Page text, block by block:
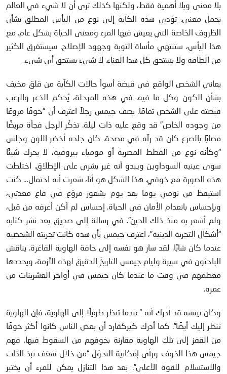
بلا معنى وبلا أهمية فقط، ولكنها كذلك ترى أن لا شيء في العالم
يحمل معنى. تؤدي هذه الكآبة إلى نوع من اليأس المطلق بشأن
الظروف الخاصة التي يعيش فيها المرء ومعنى الحياة بشكل عام. مع
هذا اليأس، ستنتهي مأساة التوبة وجهود الإصلاح. سيستغرق الكثير
من الطاقة ولا يستحق كل هذا العناء. لا شيء يستحق أي شيء.
يعاني الشخص الواقع في قبضة أسوأ حالات الكآبة من قلق مخيف
بشأن الكون وكل ما فيه. في هذه المرحلة، يُحكم الذعر والرعب
قبضته على الشخص تمامًا. يصف جيمس رجلاً اعترف أن “خوفًا مروعًا
من وجوده الخاص” قد وقع عليه ذات ليلة. تذكّر الرجل فجأة مريضًا
مصابًا بالصرع كان قد رآه في مصحة. كان جلده أخضر اللون وجلس
“وكأنه نوع من القطط المصرية أو مومياء بيروفية، لا يحرك شيئًا
سوى عينيه السوداوين ويبدو أنه غير بشري على الإطلاق. اختلطت
هذه الصورة مع خوفي. هذا الشكل هو أنا، شعرت أنه احتمال… كنت
استيقظ من نومي يوما بعد يوم بشعور مروّع في قاع معدتي،
وبإحساس بانعدام الأمان في الحياة. إحساس لم أكن أعرفه من قبل،
ولم أشعر به منذ ذلك الحين”. في رسالة إلى صديق بعد نشر كتابه
“أشكال التجربة الدينية”، اعترف جيمس بأن هذه كانت تجربته الشخصية
عندما كان شابًا. لقد سار هو نفسه إلى حافة الهاوية الفاغرة. يناقش
الباحثون في سيرة وليام جيمس التاريخَ الدقيق لهذه الأزمة، ويحددها
معظمهم في وقت ما عندما كان جيمس في أواخر العشرينات من
عمره.
وكان نيتشه قد أدرك أنه “عندما تنظر طويلًا إلى الهاوية، فإن الهاوية
تنظر إليك أيضًا”. كما أدرك كيركقارد أن بعض الناس كانوا أكثر خوفًا
من القفز إلى تلك الهاوية مقارنة بخوفهم من السقوط فيها. فهم
جيمس هذا الخوف ورأى إمكانية التحوّل “من خلال شغف نبذ الذات
والاستسلام للقوة الأعلى”. بعد هذا التنازل يمكن للمرء أن يختبر